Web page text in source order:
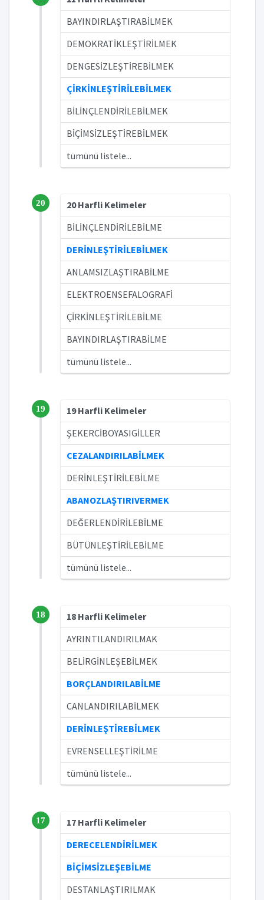
BAYINDIRLAŞTIRABİLMEK
DEMOKRATİKLEŞTİRİLMEK
DENGESİZLEŞTİREBİLMEK
ÇİRKİNLEŞTİRİLEBİLMEK
BİLİNÇLENDİRİLEBİLMEK
BİÇİMSİZLEŞTİREBİLMEK
tümünü listele...
20
20 Harfli Kelimeler
BİLİNÇLENDİRİLEBİLME
DERİNLEŞTİRİLEBİLMEK
ANLAMSIZLAŞTIRABİLME
ELEKTROENSEFALOGRAFİ
ÇİRKİNLEŞTİRİLEBİLME
BAYINDIRLAŞTIRABİLME
tümünü listele...
19
19 Harfli Kelimeler
ŞEKERCİBOYASIGİLLER
CEZALANDIRILABİLMEK
DERİNLEŞTİRİLEBİLME
ABANOZLAŞTIRIVERMEK
DEĞERLENDİRİLEBİLME
BÜTÜNLEŞTİRİLEBİLME
tümünü listele...
18
18 Harfli Kelimeler
AYRINTILANDIRILMAK
BELİRGİNLEŞEBİLMEK
BORÇLANDIRILABİLME
CANLANDIRILABİLMEK
DERİNLEŞTİREBİLMEK
EVRENSELLEŞTİRİLME
tümünü listele...
17
17 Harfli Kelimeler
DERECELENDİRİLMEK
BİÇİMSİZLEŞEBİLME
DESTANLAŞTIRILMAK